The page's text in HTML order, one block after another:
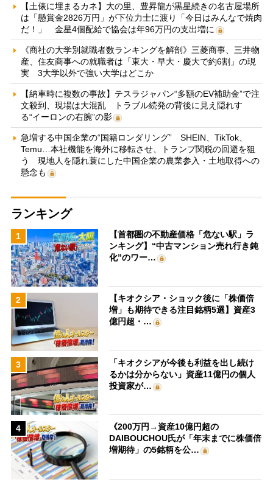
【土俵に埋まるカネ】大の里、豊昇龍が黒星続きの名古屋場所
は「懸賞金2826万円」が下位力士に渡り「今日はみんなで焼肉
だ！」 金星4個配給で協会は年96万円の支出増に
《商社の大学別就職者数ランキングを解剖》三菱商事、三井物
産、住友商事への就職者は「東大・早大・慶大で約6割」の現
実 3大学以外で強い大学はどこか
【納車時に複数の事故】テスラジャパン“多額のEV補助金”で注
文殺到、現場は大混乱 トラブル続発の背後に見え隠れす
る“イーロンの右腕”の影
急増する中国企業の“国籍ロンダリング” SHEIN、TikTok、
Temu…本社機能を海外に移転させ、トランプ関税の回避を狙
う 現地人を隠れ蓑にした中国企業の農業参入・土地取得への
懸念も
ランキング
1
【首都圏の不動産価格「危ない駅」ラ
ンキング】“中古マンション売れ行き鈍
化”のワー…
2
【キオクシア・ショック後に「株価倍
増」も期待できる注目銘柄5選】資産3
億円超・…
3
「キオクシアが今後も利益を出し続け
るかは分からない」資産11億円の個人
投資家が…
4
《200万円→資産10億円超の
DAIBOUCHOU氏が「年末までに株価倍
増期待」の5銘柄を公…